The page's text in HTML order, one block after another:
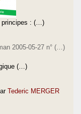
principes : (…)
2005-05-27 n° (…)
(…)
Tederic MERGER